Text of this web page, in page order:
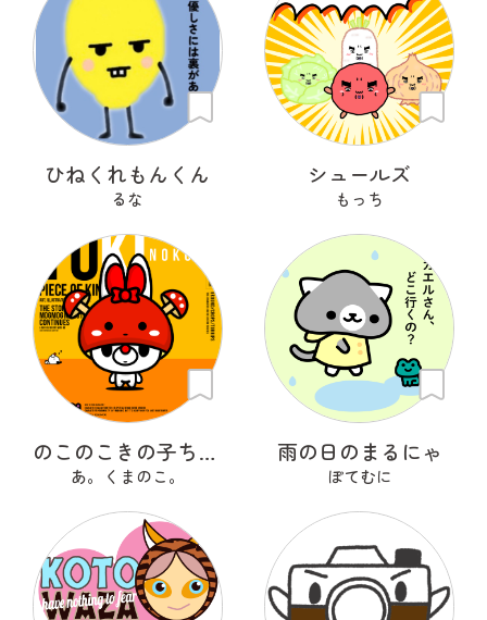
ひねくれもんくん
るな
シュールズ
もっち
のこのこきの子ちゃん
あ。くまのこ。
雨の日のまるにゃ
ぽてむに